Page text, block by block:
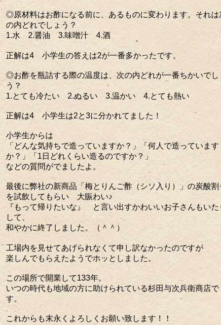
◎原材料はお酢になる前に、あるものに変わります。それは
の内どれでしょう？
1.水 2.醤油 3.味噌汁 4.酒
正解は4 小学生の答えは2が一番多かったです。
◎お酢を瓶詰する際の温度は、次の内どれが一番ちかいでし
う？
1.とても冷たい 2.ぬるい 3.温かい 4.とても熱い
正解は4 小学生は2と3に分かれてました！
小学生からは
「どんな気持ちで造っていますか？」「何人で造っています
か？」「1日どれくらい造るのですか？」
などの質問がでましたよ。
最後に弊社の新商品「梅とりんご酢（シソ入り）」の炭酸割
を試飲してもらい 大賑わい♪
『もって帰りたいな』 と言い出すかわいいお子さんもいた
して、
和やかに終了しました。（＾＾）
工場内を見せてあげられなくて申し訳なかったのですが
楽しんでもらえたようでホッとしました。
この場所で開業して133年。
いつの時代も地域の方に助けられている杉田与次兵衛商店で
す。
これからも末永くよろしくお願い致します！！